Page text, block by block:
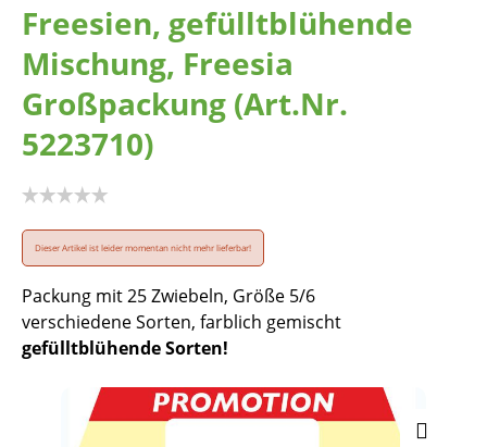
Freesien, gefülltblühende
Mischung, Freesia
Großpackung (Art.Nr.
5223710)
Dieser Artikel ist leider momentan nicht mehr lieferbar!
Packung mit 25 Zwiebeln, Größe 5/6
verschiedene Sorten, farblich gemischt
gefülltblühende Sorten!